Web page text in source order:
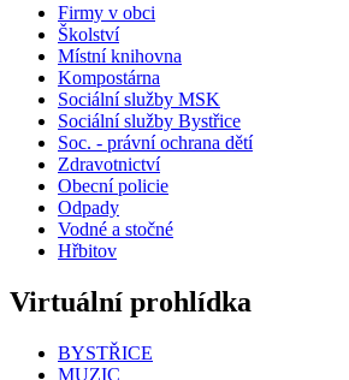
Firmy v obci
Školství
Místní knihovna
Kompostárna
Sociální služby MSK
Sociální služby Bystřice
Soc. - právní ochrana dětí
Zdravotnictví
Obecní policie
Odpady
Vodné a stočné
Hřbitov
Virtuální prohlídka
BYSTŘICE
MUZIC